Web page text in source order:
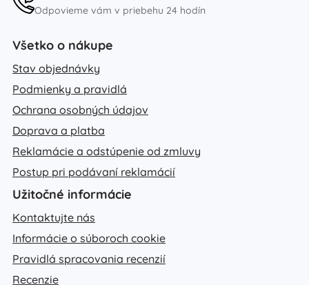
Odpovieme vám v priebehu 24 hodín
Všetko o nákupe
Stav objednávky
Podmienky a pravidlá
Ochrana osobných údajov
Doprava a platba
Reklamácie a odstúpenie od zmluvy
Postup pri podávaní reklamácií
Užitočné informácie
Kontaktujte nás
Informácie o súboroch cookie
Pravidlá spracovania recenzií
Recenzie